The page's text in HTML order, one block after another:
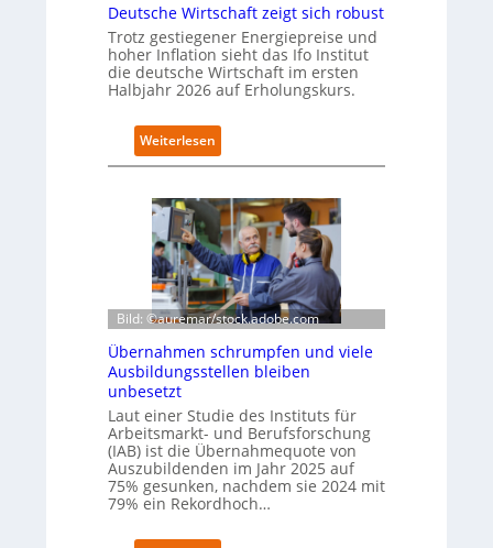
p
u
s
n
d
i
m
B
k
m
-
D
E
S
I
-
I
n
d
x
a
u
f
P
l
Deutsche Wirtschaft zeigt sich robust
Trotz gestiegener Energiepreise und
hoher Inflation sieht das Ifo Institut
die deutsche Wirtschaft im ersten
Halbjahr 2026 auf Erholungskurs.
Weiterlesen
D
u
s
c
h
e
W
r
t
c
h
a
f
t
z
e
Bild: ©auremar/stock.adobe.com
Übernahmen schrumpfen und viele
Ausbildungsstellen bleiben
unbesetzt
Laut einer Studie des Instituts für
Arbeitsmarkt- und Berufsforschung
(IAB) ist die Übernahmequote von
Auszubildenden im Jahr 2025 auf
75% gesunken, nachdem sie 2024 mit
79% ein Rekordhoch…